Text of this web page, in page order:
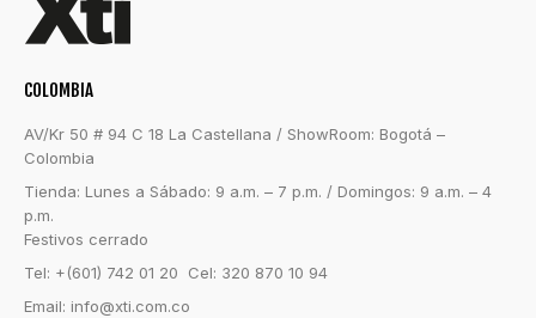
COLOMBIA
AV/Kr 50 # 94 C 18 La Castellana / ShowRoom: Bogotá –
Colombia
Tienda: Lunes a Sábado: 9 a.m. – 7 p.m. / Domingos: 9 a.m. – 4
p.m.
Festivos cerrado
Tel: +(601) 742 01 20 Cel: 320 870 10 94
Email: info@xti.com.co